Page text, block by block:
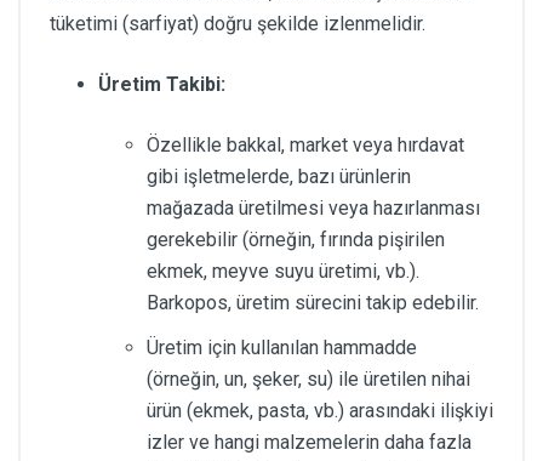
tüketimi (sarfiyat) doğru şekilde izlenmelidir.
Üretim Takibi:
Özellikle bakkal, market veya hırdavat
gibi işletmelerde, bazı ürünlerin
mağazada üretilmesi veya hazırlanması
gerekebilir (örneğin, fırında pişirilen
ekmek, meyve suyu üretimi, vb.).
Barkopos, üretim sürecini takip edebilir.
Üretim için kullanılan hammadde
(örneğin, un, şeker, su) ile üretilen nihai
ürün (ekmek, pasta, vb.) arasındaki ilişkiyi
izler ve hangi malzemelerin daha fazla